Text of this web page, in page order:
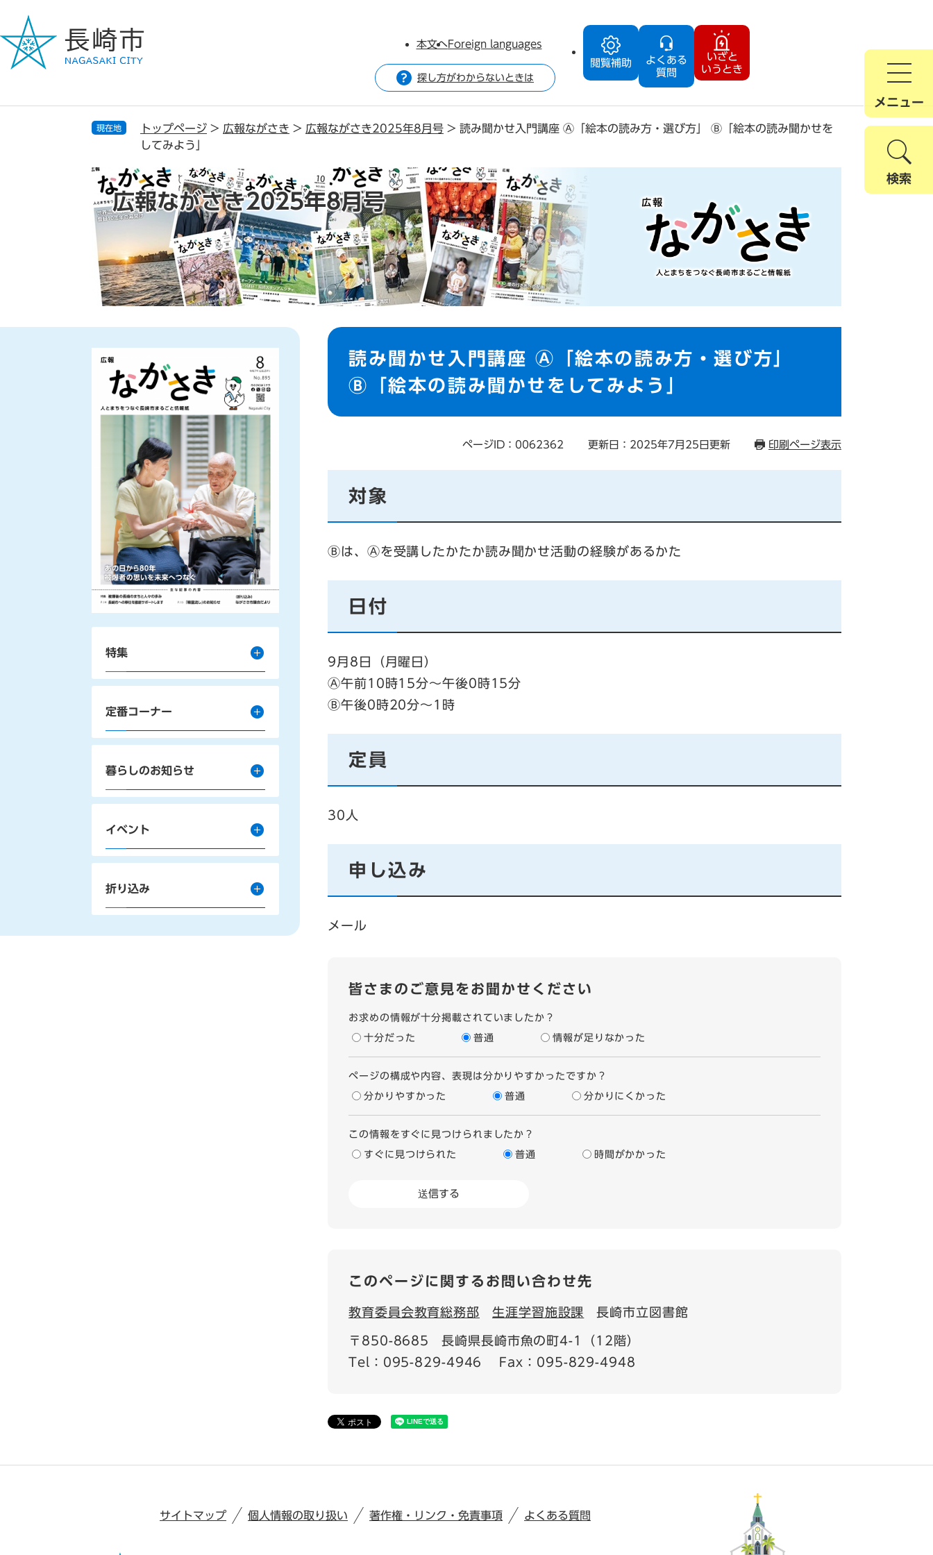
ジ
で
ュ
ば
閲覧補助
よくある
質問
いざと
いうとき
本文へForeign languages
探し方がわからないときは
メニュー
検索
現在地 トップページ > 広報ながさき > 広報ながさき2025年8月号 > 読み聞かせ入門講座 Ⓐ「絵本の読み方・選び方」 Ⓑ「絵本の読み聞かせを
してみよう」
広報ながさき2025年8月号
本
読み聞かせ入門講座 Ⓐ「絵本の読み方・選び方」
Ⓑ「絵本の読み聞かせをしてみよう」
ページID：0062362 更新日：2025年7月25日更新 印刷ページ表示
対象
Ⓑは、Ⓐを受講したかたか読み聞かせ活動の経験があるかた
日付
9月8日（月曜日）
Ⓐ午前10時15分～午後0時15分
Ⓑ午後0時20分～1時
定員
30人
申し込み
メール
皆さまのご意見をお聞かせください
お求めの情報が十分掲載されていましたか？
十分だった 普通 情報が足りなかった
ページの構成や内容、表現は分かりやすかったですか？
分かりやすかった 普通 分かりにくかった
この情報をすぐに見つけられましたか？
すぐに見つけられた 普通 時間がかかった
このページに関するお問い合わせ先
教育委員会教育総務部 生涯学習施設課 長崎市立図書館
〒850-8685
長崎県長崎市魚の町4-1（12階）
Tel：095-829-4946
Fax：095-829-4948
特集
定番コーナー
暮らしのお知らせ
イベント
折り込み
サイトマップ 個人情報の取り扱い 著作権・リンク・免責事項 よくある質問